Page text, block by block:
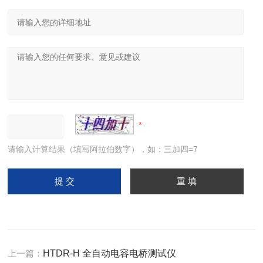
请输入计算结果（填写阿拉伯数字），如：三加四=7
上一篇： HTDR-H 全自动电容电桥测试仪